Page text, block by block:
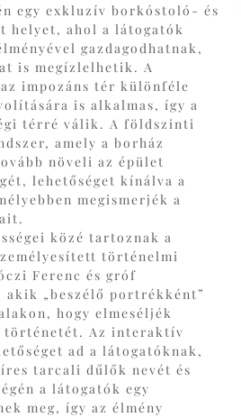
egy exkluzív borkóstoló- és
helyet, ahol a látogatók
gazdagodhatnak,
is megízlelhetik. A
impozáns tér különféle
is alkalmas, így a
térré válik. A földszinti
amely a borház
növeli az épület
lehetőséget kínálva a
megismerjék a
közé tartoznak a
történelmi
Ferenc és gróf
„beszélő portrékként”
hogy elmeséljék
történetét. Az interaktív
ad a látogatóknak,
tarcali dűlők nevét és
a látogatók egy
meg, így az élmény